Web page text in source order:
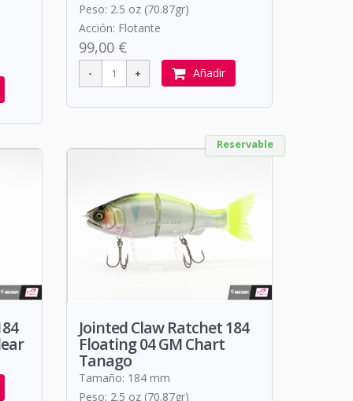
Peso: 2.5 oz (70.87gr)
Acción: Flotante
99,00 €
Añadir
Reservable
Jointed Claw Ratchet 184
Floating 04 GM Chart
Tanago
Tamaño: 184 mm
Peso: 2.5 oz (70.87gr)